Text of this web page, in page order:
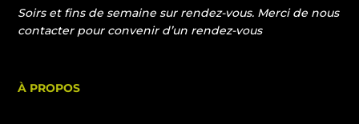
Soirs et fins de semaine sur rendez-vous. Merci de nous
contacter pour convenir d’un rendez-vous
À PROPOS